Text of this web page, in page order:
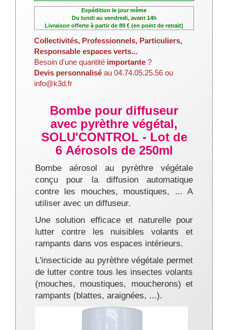
Expédition le jour même
Du lundi au vendredi, avant 14h
Livraison offerte à partir de 89 € (en point de retrait)
Collectivités, Professionnels, Particuliers,
Responsable espaces verts...
Besoin d'une quantité importante ?
Devis personnalisé au 04.74.05.25.56 ou
info@k3d.fr
Bombe pour diffuseur
avec pyrèthre végétal,
SOLU'CONTROL - Lot de
6 Aérosols de 250ml
Bombe aérosol au pyrèthre végétale
conçu pour la diffusion automatique
contre les mouches, moustiques, ... A
utiliser avec un diffuseur.
Une solution efficace et naturelle pour
lutter contre les nuisibles volants et
rampants dans vos espaces intérieurs.
L'insecticide au pyrèthre végétale permet
de lutter contre tous les insectes volants
(mouches, moustiques, moucherons) et
rampants (blattes, araignées, ...).